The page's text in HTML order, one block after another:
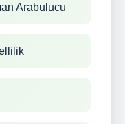
Arabulucu